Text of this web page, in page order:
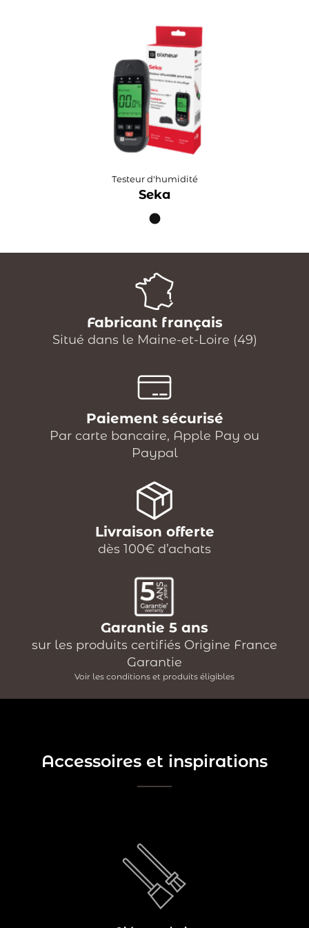
Testeur d'humidité
Seka
Fabricant français
Situé dans le Maine-et-Loire (49)
Paiement sécurisé
Par carte bancaire, Apple Pay ou
Paypal
Livraison offerte
dès 100€ d’achats
Garantie 5 ans
sur les produits certifiés Origine France
Garantie
Voir les conditions et produits éligibles
Accessoires et inspirations
serviteur est un accessoire indispensable
posséder pour entretenir votre coin feu. Il réunit en un
seul produit l’ensemble des accessoires nécessaires
pour entretenir votre feu. Il est généralement composé